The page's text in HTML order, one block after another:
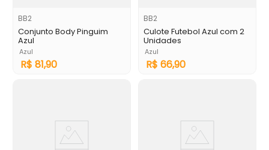
BB2
Conjunto Body Pinguim
Azul
Azul
R$ 81,90
BB2
Culote Futebol Azul com 2
Unidades
Azul
R$ 66,90